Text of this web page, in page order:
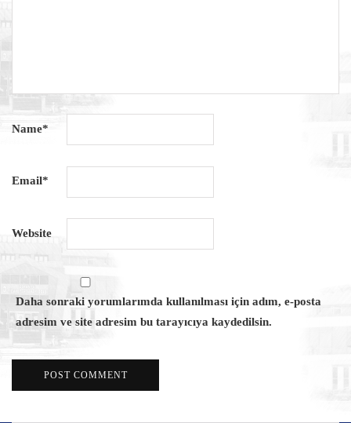
Name*
Email*
Website
Daha sonraki yorumlarımda kullanılması için adım, e-posta
adresim ve site adresim bu tarayıcıya kaydedilsin.